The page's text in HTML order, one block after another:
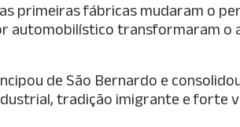
primeiras fábricas mudaram o
automobilístico transformaram o
de São Bernardo e
tradição imigrante e forte